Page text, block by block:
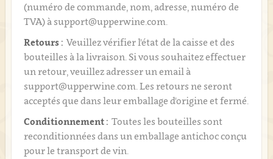
(numéro de commande, nom, adresse, numéro de
TVA) à support@upperwine.com.
Retours : Veuillez vérifier l'état de la caisse et des
bouteilles à la livraison. Si vous souhaitez effectuer
un retour, veuillez adresser un email à
support@upperwine.com. Les retours ne seront
acceptés que dans leur emballage d'origine et fermé.
Conditionnement : Toutes les bouteilles sont
reconditionnées dans un emballage antichoc conçu
pour le transport de vin.